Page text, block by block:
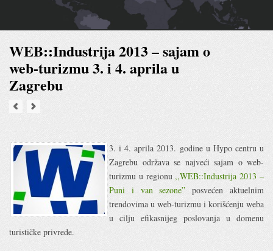
WEB::Industrija 2013 – sajam o
web-turizmu 3. i 4. aprila u
Zagrebu
3. i 4. aprila 2013. godine u Hypo centru u
Zagrebu održava se najveći sajam o web-
turizmu u regionu ,,WEB::Industrija 2013 –
Puni i van sezone” posvećen aktuelnim
trendovima u web-turizmu i korišćenju weba
u cilju efikasnijeg poslovanja u domenu
turističke privrede.